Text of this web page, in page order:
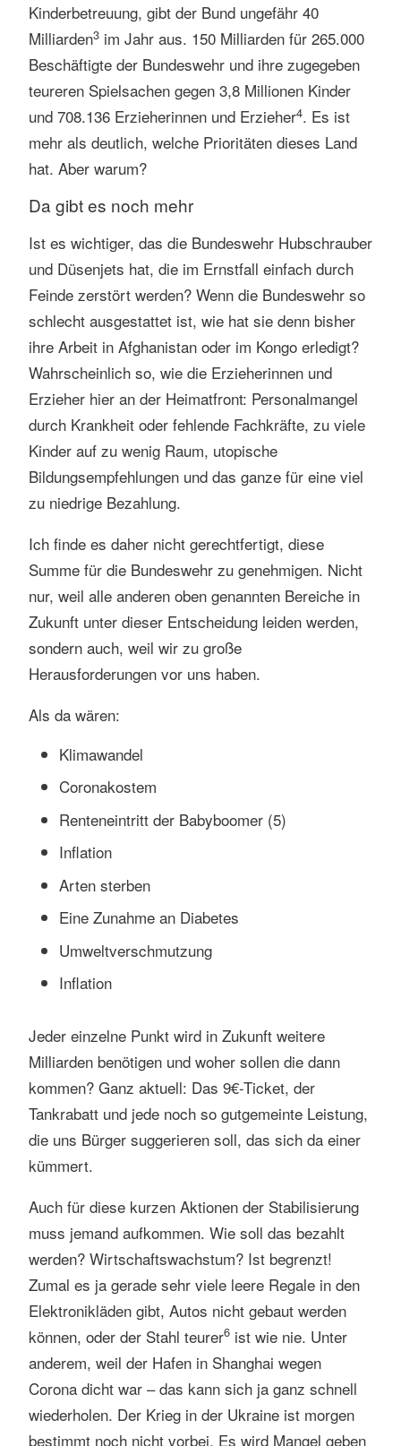
Kinderbetreuung, gibt der Bund ungefähr 40
Milliarden3im Jahr aus. 150 Milliarden für 265.000
Beschäftigte der Bundeswehr und ihre zugegeben
teureren Spielsachen gegen 3,8 Millionen Kinder
und 708.136 Erzieherinnen und Erzieher4. Es ist
mehr als deutlich, welche Prioritäten dieses Land
hat. Aber warum?
Da gibt es noch mehr
Ist es wichtiger, das die Bundeswehr Hubschrauber
und Düsenjets hat, die im Ernstfall einfach durch
Feinde zerstört werden? Wenn die Bundeswehr so
schlecht ausgestattet ist, wie hat sie denn bisher
ihre Arbeit in Afghanistan oder im Kongo erledigt?
Wahrscheinlich so, wie die Erzieherinnen und
Erzieher hier an der Heimatfront: Personalmangel
durch Krankheit oder fehlende Fachkräfte, zu viele
Kinder auf zu wenig Raum, utopische
Bildungsempfehlungen und das ganze für eine viel
zu niedrige Bezahlung.
Ich finde es daher nicht gerechtfertigt, diese
Summe für die Bundeswehr zu genehmigen. Nicht
nur, weil alle anderen oben genannten Bereiche in
Zukunft unter dieser Entscheidung leiden werden,
sondern auch, weil wir zu große
Herausforderungen vor uns haben.
Als da wären:
Klimawandel
Coronakostem
Renteneintritt der Babyboomer (5)
Inflation
Arten sterben
Eine Zunahme an Diabetes
Umweltverschmutzung
Inflation
Jeder einzelne Punkt wird in Zukunft weitere
Milliarden benötigen und woher sollen die dann
kommen? Ganz aktuell: Das 9€-Ticket, der
Tankrabatt und jede noch so gutgemeinte Leistung,
die uns Bürger suggerieren soll, das sich da einer
kümmert.
Auch für diese kurzen Aktionen der Stabilisierung
muss jemand aufkommen. Wie soll das bezahlt
werden? Wirtschaftswachstum? Ist begrenzt!
Zumal es ja gerade sehr viele leere Regale in den
Elektronikläden gibt, Autos nicht gebaut werden
können, oder der Stahl teurer6ist wie nie. Unter
anderem, weil der Hafen in Shanghai wegen
Corona dicht war – das kann sich ja ganz schnell
wiederholen. Der Krieg in der Ukraine ist morgen
bestimmt noch nicht vorbei. Es wird Mangel geben